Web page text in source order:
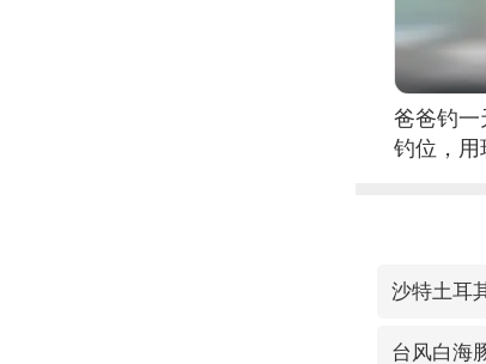
爸爸钓一
钓位，用
沙特土耳
台风白海